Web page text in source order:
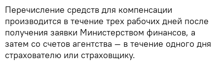
Перечисление средств для компенсации
производится в течение трех рабочих дней после
получения заявки Министерством финансов, а
затем со счетов агентства — в течение одного дня
страхователю или страховщику.